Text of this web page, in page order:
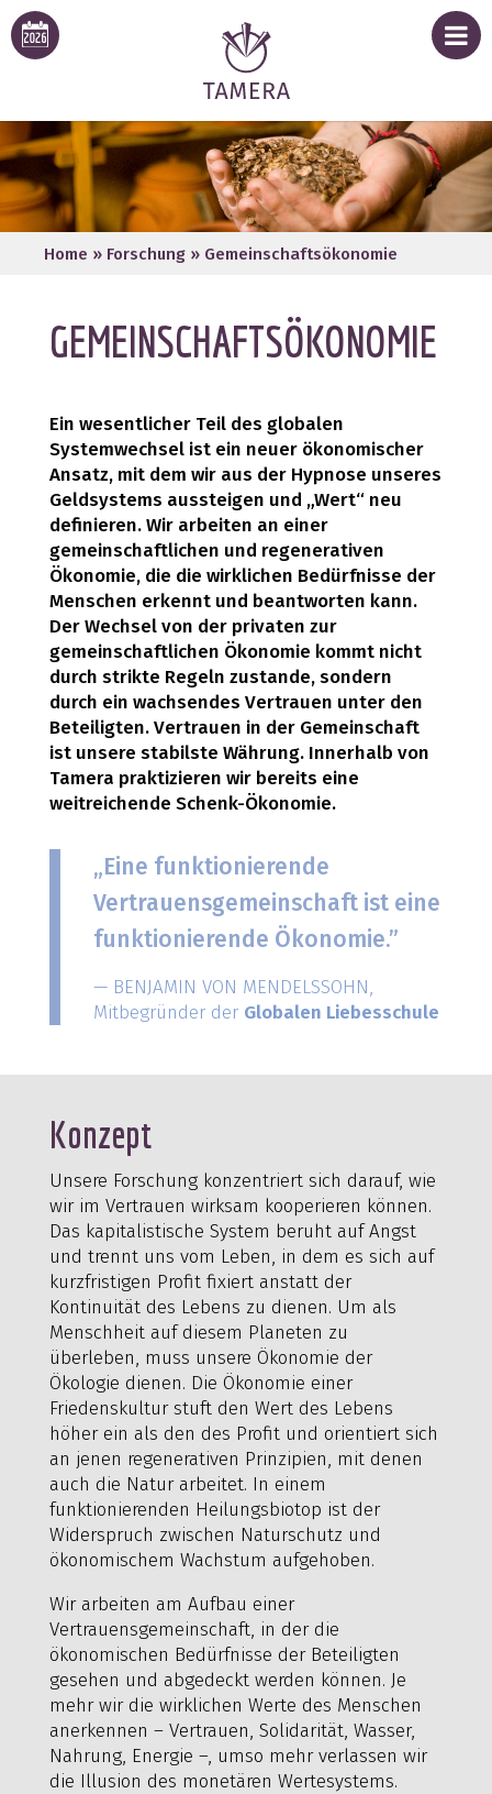
Home » Forschung » Gemeinschaftsökonomie
GEMEINSCHAFTSÖKONOMIE
Ein wesentlicher Teil des globalen
Systemwechsel ist ein neuer ökonomischer
Ansatz, mit dem wir aus der Hypnose unseres
Geldsystems aussteigen und „Wert“ neu
definieren. Wir arbeiten an einer
gemeinschaftlichen und regenerativen
Ökonomie, die die wirklichen Bedürfnisse der
Menschen erkennt und beantworten kann.
Der Wechsel von der privaten zur
gemeinschaftlichen Ökonomie kommt nicht
durch strikte Regeln zustande, sondern
durch ein wachsendes Vertrauen unter den
Beteiligten. Vertrauen in der Gemeinschaft
ist unsere stabilste Währung. Innerhalb von
Tamera praktizieren wir bereits eine
weitreichende Schenk-Ökonomie.
„Eine funktionierende
Vertrauensgemeinschaft ist eine
funktionierende Ökonomie.”
— BENJAMIN VON MENDELSSOHN,
Mitbegründer der Globalen Liebesschule
Konzept
Unsere Forschung konzentriert sich darauf, wie
wir im Vertrauen wirksam kooperieren können.
Das kapitalistische System beruht auf Angst
und trennt uns vom Leben, in dem es sich auf
kurzfristigen Profit fixiert anstatt der
Kontinuität des Lebens zu dienen. Um als
Menschheit auf diesem Planeten zu
überleben, muss unsere Ökonomie der
Ökologie dienen. Die Ökonomie einer
Friedenskultur stuft den Wert des Lebens
höher ein als den des Profit und orientiert sich
an jenen regenerativen Prinzipien, mit denen
auch die Natur arbeitet. In einem
funktionierenden Heilungsbiotop ist der
Widerspruch zwischen Naturschutz und
ökonomischem Wachstum aufgehoben.
Wir arbeiten am Aufbau einer
Vertrauensgemeinschaft, in der die
ökonomischen Bedürfnisse der Beteiligten
gesehen und abgedeckt werden können. Je
mehr wir die wirklichen Werte des Menschen
anerkennen – Vertrauen, Solidarität, Wasser,
Nahrung, Energie –, umso mehr verlassen wir
die Illusion des monetären Wertesystems.